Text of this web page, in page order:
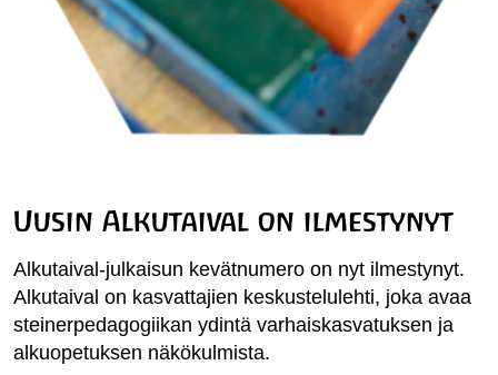
Uusin Alkutaival on ilmestynyt
Alkutaival-julkaisun kevätnumero on nyt ilmestynyt.
Alkutaival on kasvattajien keskustelulehti, joka avaa
steinerpedagogiikan ydintä varhaiskasvatuksen ja
alkuopetuksen näkökulmista.